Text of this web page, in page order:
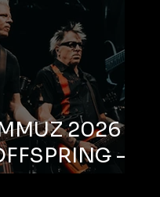
2026 –
–
Life Park